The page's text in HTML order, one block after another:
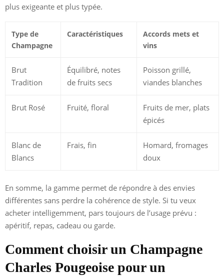
plus exigeante et plus typée.
Type de
Champagne
Caractéristiques
Accords mets et
vins
Brut
Tradition
Équilibré, notes
de fruits secs
Poisson grillé,
viandes blanches
Brut Rosé Fruité, floral
Fruits de mer, plats
épicés
Blanc de
Blancs
Frais, fin
Homard, fromages
doux
En somme, la gamme permet de répondre à des envies
différentes sans perdre la cohérence de style. Si tu veux
acheter intelligemment, pars toujours de l’usage prévu :
apéritif, repas, cadeau ou garde.
Comment choisir un Champagne
Charles Pougeoise pour un